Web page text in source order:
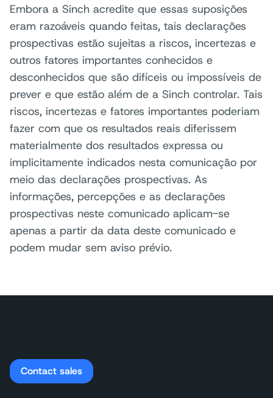
Embora a Sinch acredite que essas suposições
eram razoáveis quando feitas, tais declarações
prospectivas estão sujeitas a riscos, incertezas e
outros fatores importantes conhecidos e
desconhecidos que são difíceis ou impossíveis de
prever e que estão além de a Sinch controlar. Tais
riscos, incertezas e fatores importantes poderiam
fazer com que os resultados reais diferissem
materialmente dos resultados expressa ou
implicitamente indicados nesta comunicação por
meio das declarações prospectivas. As
informações, percepções e as declarações
prospectivas neste comunicado aplicam-se
apenas a partir da data deste comunicado e
podem mudar sem aviso prévio.
Contact sales